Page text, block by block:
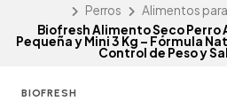
Perros
Alimentos
Biofresh Alimento Seco Perro
Pequeña y Mini 3 Kg – Fórmula
Control de Peso y
BIOFRESH